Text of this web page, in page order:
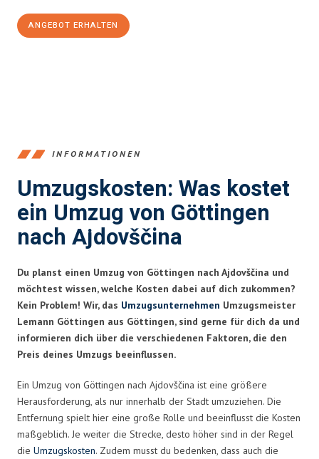
ANGEBOT ERHALTEN
INFORMATIONEN
Umzugskosten: Was kostet
ein Umzug von Göttingen
nach Ajdovščina
Du planst einen Umzug von Göttingen nach Ajdovščina und
möchtest wissen, welche Kosten dabei auf dich zukommen?
Kein Problem! Wir, das Umzugsunternehmen Umzugsmeister
Lemann Göttingen aus Göttingen, sind gerne für dich da und
informieren dich über die verschiedenen Faktoren, die den
Preis deines Umzugs beeinflussen.
Ein Umzug von Göttingen nach Ajdovščina ist eine größere
Herausforderung, als nur innerhalb der Stadt umzuziehen. Die
Entfernung spielt hier eine große Rolle und beeinflusst die Kosten
maßgeblich. Je weiter die Strecke, desto höher sind in der Regel
die Umzugskosten. Zudem musst du bedenken, dass auch die